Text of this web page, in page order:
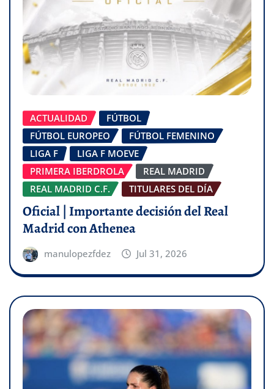
ACTUALIDAD
FÚTBOL
FÚTBOL EUROPEO
FÚTBOL FEMENINO
LIGA F
LIGA F MOEVE
PRIMERA IBERDROLA
REAL MADRID
REAL MADRID C.F.
TITULARES DEL DÍA
Oficial | Importante decisión del Real
Madrid con Athenea
manulopezfdez Jul 31, 2026